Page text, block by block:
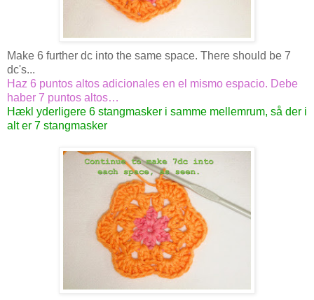
Make 6 further dc into the same space. There should be 7
dc's...
Haz 6 puntos altos adicionales en el mismo espacio. Debe
haber 7 puntos altos…
Hækl yderligere 6 stangmasker i samme mellemrum, så der i
alt er 7 stangmasker